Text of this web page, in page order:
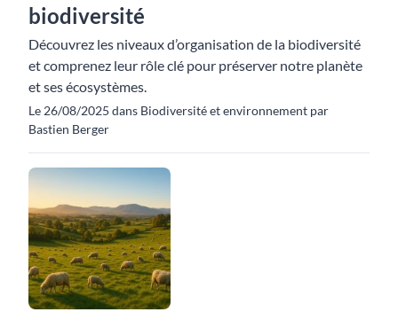
biodiversité
Découvrez les niveaux d’organisation de la biodiversité
et comprenez leur rôle clé pour préserver notre planète
et ses écosystèmes.
Le 26/08/2025 dans Biodiversité et environnement par
Bastien Berger